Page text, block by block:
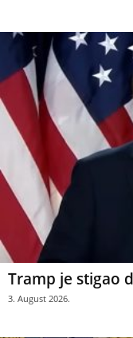
Tramp je stigao
3. August 2026.